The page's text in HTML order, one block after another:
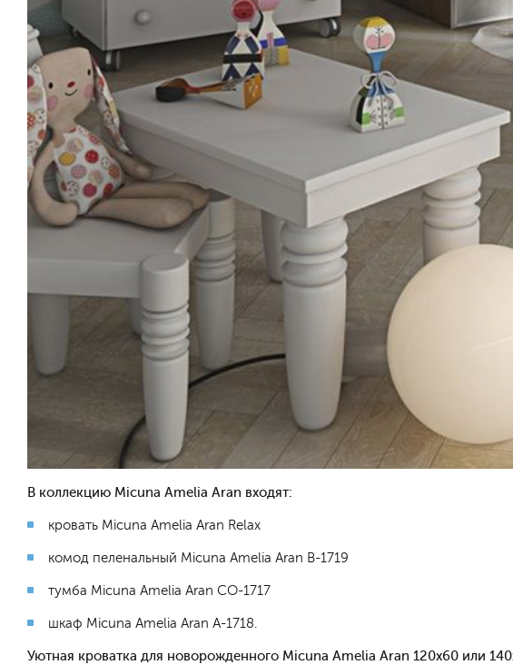
В коллекцию Micuna Amelia Aran входят:
кровать Micuna Amelia Aran Relax
комод пеленальный Micuna Amelia Aran B-1719
тумба Micuna Amelia Aran CO-1717
шкаф Micuna Amelia Aran A-1718.
Уютная кроватка для новорожденного Micuna Amelia Aran 120х60 или